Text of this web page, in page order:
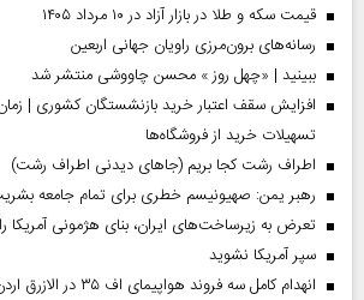
قیمت سکه و طلا در بازار آزاد در ۱۰ مرداد ۱۴۰۵
رسانه‌های برون‌مرزی راویان جهانی اربعین
ببینید | «چهل روز » محسن چاووشی منتشر شد
افزایش سقف اعتبار خرید بازنشستگان کشوری |
تسهیلات خرید از فروشگاه‌ها
اطراف رشت کجا بریم (جاهای دیدنی اطراف رشت)
رهبر یمن: صهیونیسم خطری برای تمام جامعه
تعرض به زیرساخت‌های ایران، بنای هژمونی آمریکا
سپر آمریکا نشوید
انهدام کامل سه فروند هواپیمای اف ۳۵ در الازرق اردن